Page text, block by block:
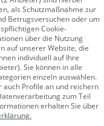
ansprechenden
den Plus
Stahl,
als Schutzmaßnahme zur
Betrugsversuchen oder um
Cookie-
über die Nutzung
auf unserer Website, die
individuell auf Ihre
Sie können in alle
einzeln auswählen.
Profile an und reichern
zum Teil
erhalten Sie über
.